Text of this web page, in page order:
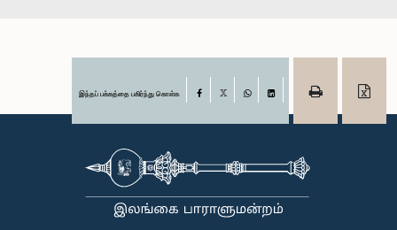
இந்தப் பக்கத்தை பகிர்ந்து கொள்க Facebook